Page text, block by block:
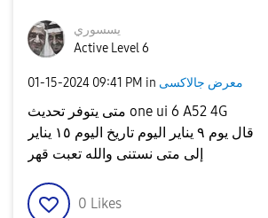
يسسوري
Active Level 6
‎01-15-2024 09:41 PM in معرض جالاكسى
متى يتوفر تحديث one ui 6 A52 4G
قال يوم ٩ يناير اليوم تاريخ اليوم ١٥ يناير
إلى متى نستنى والله تعبت قهر
0 Likes